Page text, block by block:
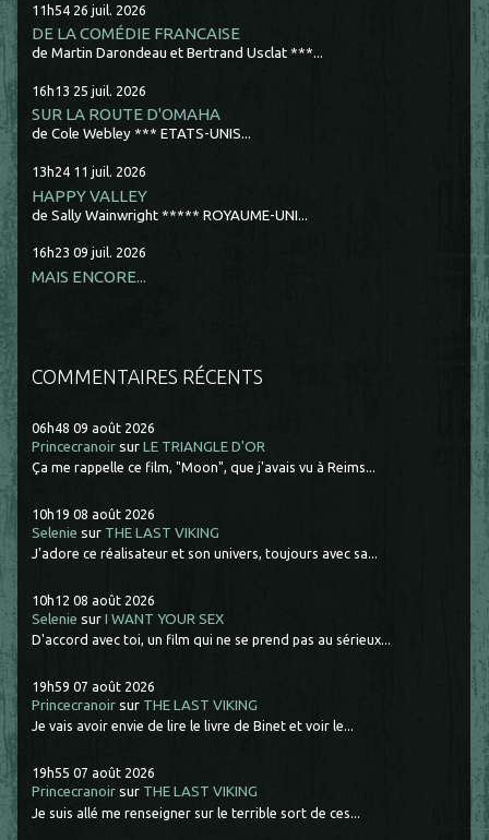
11h54 26 juil. 2026
DE LA COMÉDIE FRANCAISE
de Martin Darondeau et Bertrand Usclat ***...
16h13 25 juil. 2026
SUR LA ROUTE D'OMAHA
de Cole Webley *** ETATS-UNIS...
13h24 11 juil. 2026
HAPPY VALLEY
de Sally Wainwright ***** ROYAUME-UNI...
16h23 09 juil. 2026
MAIS ENCORE...
COMMENTAIRES RÉCENTS
06h48 09 août 2026
Princecranoir surLE TRIANGLE D'OR
Ça me rappelle ce film, "Moon", que j'avais vu à Reims...
10h19 08 août 2026
Selenie sur THE LAST VIKING
J'adore ce réalisateur et son univers, toujours avec sa...
10h12 08 août 2026
Selenie surI WANT YOUR SEX
D'accord avec toi, un film qui ne se prend pas au sérieux...
19h59 07 août 2026
Princecranoir sur THE LAST VIKING
Je vais avoir envie de lire le livre de Binet et voir le...
19h55 07 août 2026
Princecranoir sur THE LAST VIKING
Je suis allé me renseigner sur le terrible sort de ces...